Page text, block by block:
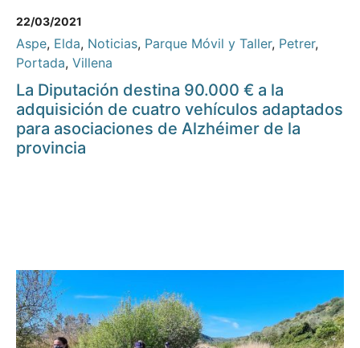
22/03/2021
Aspe, Elda, Noticias, Parque Móvil y Taller, Petrer,
Portada, Villena
La Diputación destina 90.000 € a la
adquisición de cuatro vehículos adaptados
para asociaciones de Alzhéimer de la
provincia